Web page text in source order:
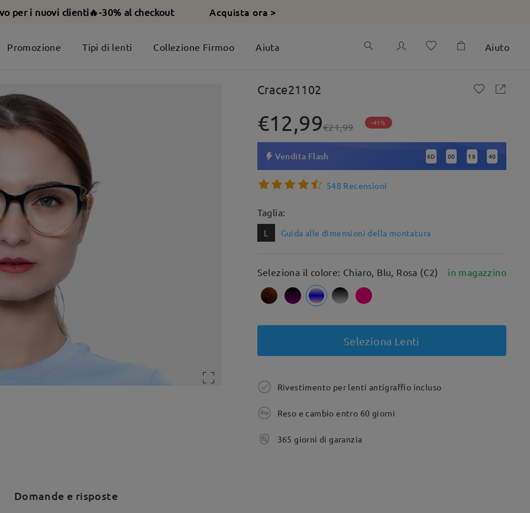
per i nuovi clienti🔥-30% al checkout Acquista ora >
Promozione Tipi di lenti Collezione Firmoo Aiuta Aiuto
Crace21102
€12,99€21,99 -41%
Vendita Flash 6D : 00 : 19 : 38
548 Recensioni
Taglia:
L Guida alle dimensioni della montatura
Seleziona il colore: Chiaro, Blu, Rosa (C2) in magazzino
Seleziona Lenti
Rivestimento per lenti antigraffio incluso
Reso e cambio entro 60 giorni
365 giorni di garanzia
Domande e risposte